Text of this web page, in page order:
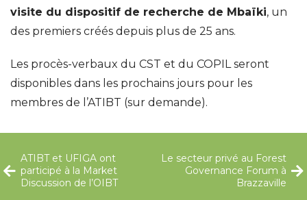
visite du dispositif de recherche de Mbaïki, un
des premiers créés depuis plus de 25 ans.
Les procès-verbaux du CST et du COPIL seront
disponibles dans les prochains jours pour les
membres de l’ATIBT (sur demande).
ATIBT et UFIGA ont
participé à la Market
Discussion de l’OIBT
Le secteur privé au Forest
Governance Forum à
Brazzaville